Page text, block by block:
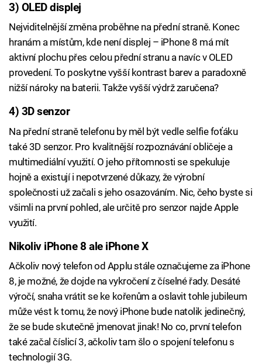
3) OLED displej
Nejviditelnější změna proběhne na přední straně. Konec
hranám a místům, kde není displej – iPhone 8 má mít
aktivní plochu přes celou přední stranu a navíc v OLED
provedení. To poskytne vyšší kontrast barev a paradoxně
nižší nároky na baterii. Takže vyšší výdrž zaručena?
4) 3D senzor
Na přední straně telefonu by měl být vedle selfie foťáku
také 3D senzor. Pro kvalitnější rozpoznávání obličeje a
multimediální využití. O jeho přítomnosti se spekuluje
hojně a existují i nepotvrzené důkazy, že výrobní
společnosti už začali s jeho osazováním. Nic, čeho byste si
všimli na první pohled, ale určitě pro senzor najde Apple
využití.
Nikoliv iPhone 8 ale iPhone X
Ačkoliv nový telefon od Applu stále označujeme za iPhone
8, je možné, že dojde na vykročení z číselné řady. Desáté
výročí, snaha vrátit se ke kořenům a oslavit tohle jubileum
může vést k tomu, že nový iPhone bude natolik jedinečný,
že se bude skutečně jmenovat jinak! No co, první telefon
také začal číslicí 3, ačkoliv tam šlo o spojení telefonu s
technologií 3G.